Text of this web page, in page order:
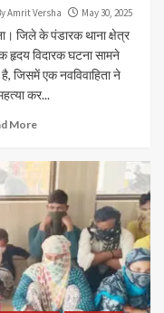
Amrit Versha May 30, 2025
जिले के पंडारक थाना क्षेत्र
हृदय विदारक घटना सामने
जिसमें एक नवविवाहिता ने
कर...
More